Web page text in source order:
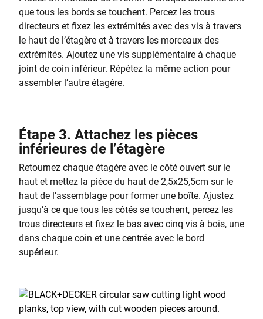
que tous les bords se touchent. Percez les trous
directeurs et fixez les extrémités avec des vis à travers
le haut de l’étagère et à travers les morceaux des
extrémités. Ajoutez une vis supplémentaire à chaque
joint de coin inférieur. Répétez la même action pour
assembler l’autre étagère.
Étape 3. Attachez les pièces
inférieures de l’étagère
Retournez chaque étagère avec le côté ouvert sur le
haut et mettez la pièce du haut de 2,5x25,5cm sur le
haut de l’assemblage pour former une boîte. Ajustez
jusqu’à ce que tous les côtés se touchent, percez les
trous directeurs et fixez le bas avec cinq vis à bois, une
dans chaque coin et une centrée avec le bord
supérieur.